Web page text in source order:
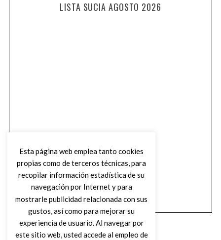
LISTA SUCIA AGOSTO 2026
Esta página web emplea tanto cookies
propias como de terceros técnicas, para
recopilar información estadística de su
navegación por Internet y para
mostrarle publicidad relacionada con sus
gustos, así como para mejorar su
experiencia de usuario. Al navegar por
este sitio web, usted accede al empleo de